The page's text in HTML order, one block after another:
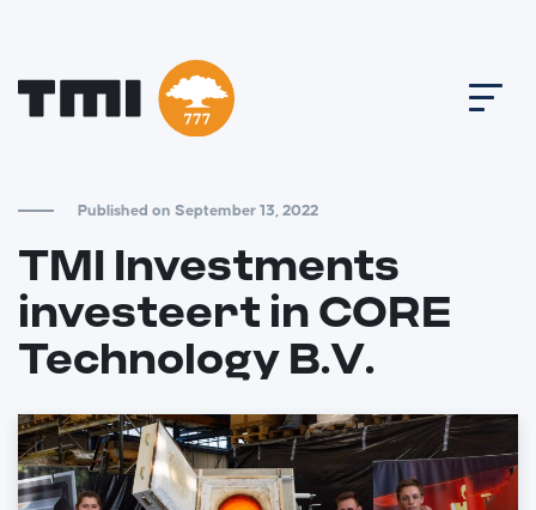
Published on September 13, 2022
TMI Investments
investeert in CORE
Technology B.V.